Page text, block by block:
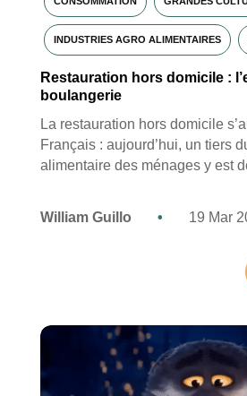
INDUSTRIES AGRO ALIMENTAIRES
Restauration hors domicile :
boulangerie
La restauration hors domicile
Français : aujourd’hui, un tiers
alimentaire des ménages y est
William Guillo • 19 Mar